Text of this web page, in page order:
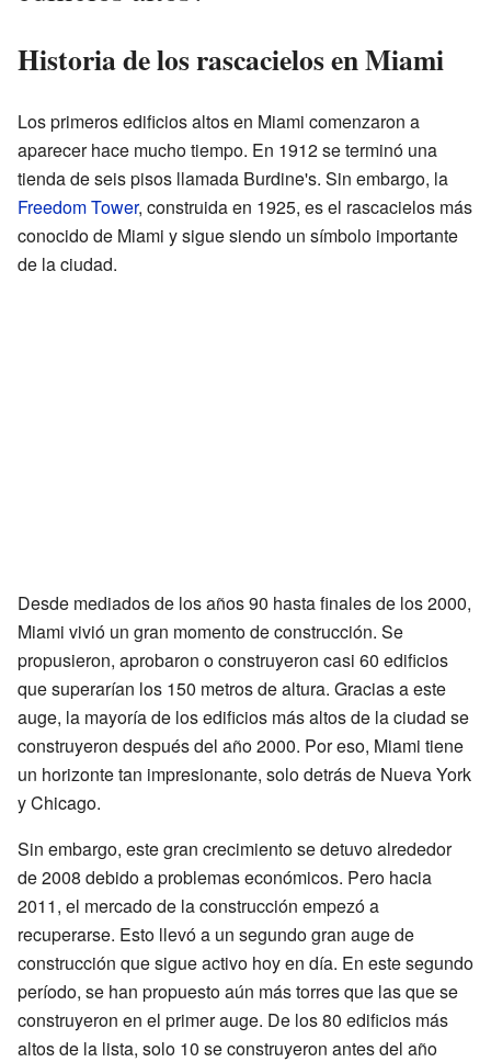
Historia de los rascacielos en Miami
Los primeros edificios altos en Miami comenzaron a
aparecer hace mucho tiempo. En 1912 se terminó una
tienda de seis pisos llamada Burdine's. Sin embargo, la
Freedom Tower, construida en 1925, es el rascacielos más
conocido de Miami y sigue siendo un símbolo importante
de la ciudad.
Desde mediados de los años 90 hasta finales de los 2000,
Miami vivió un gran momento de construcción. Se
propusieron, aprobaron o construyeron casi 60 edificios
que superarían los 150 metros de altura. Gracias a este
auge, la mayoría de los edificios más altos de la ciudad se
construyeron después del año 2000. Por eso, Miami tiene
un horizonte tan impresionante, solo detrás de Nueva York
y Chicago.
Sin embargo, este gran crecimiento se detuvo alrededor
de 2008 debido a problemas económicos. Pero hacia
2011, el mercado de la construcción empezó a
recuperarse. Esto llevó a un segundo gran auge de
construcción que sigue activo hoy en día. En este segundo
período, se han propuesto aún más torres que las que se
construyeron en el primer auge. De los 80 edificios más
altos de la lista, solo 10 se construyeron antes del año